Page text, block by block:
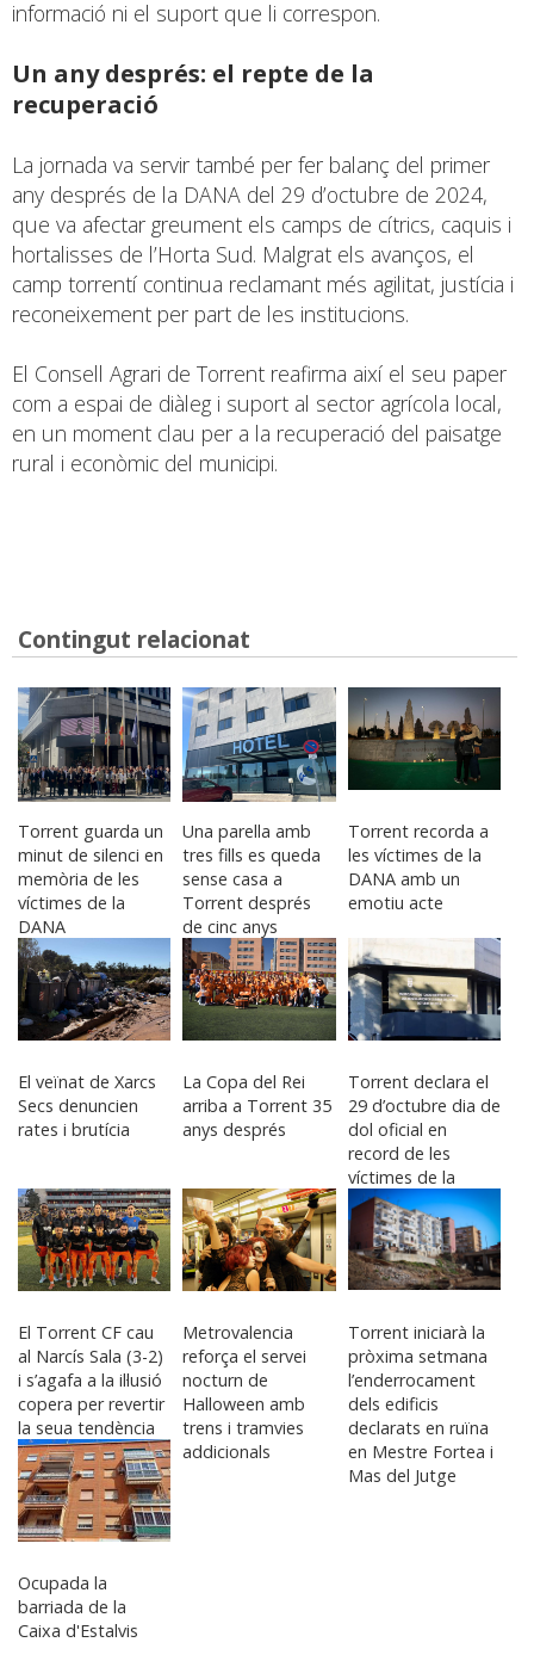
informació ni el suport que li correspon.
Un any després: el repte de la
recuperació
La jornada va servir també per fer balanç del primer
any després de la DANA del 29 d’octubre de 2024,
que va afectar greument els camps de cítrics, caquis i
hortalisses de l’Horta Sud. Malgrat els avanços, el
camp torrentí continua reclamant més agilitat, justícia i
reconeixement per part de les institucions.
El Consell Agrari de Torrent reafirma així el seu paper
com a espai de diàleg i suport al sector agrícola local,
en un moment clau per a la recuperació del paisatge
rural i econòmic del municipi.
Contingut relacionat
Torrent guarda un
minut de silenci en
memòria de les
víctimes de la
DANA
Una parella amb
tres fills es queda
sense casa a
Torrent després
de cinc anys
pagant el lloguer
Torrent recorda a
les víctimes de la
DANA amb un
emotiu acte
El veïnat de Xarcs
Secs denuncien
rates i brutícia
La Copa del Rei
arriba a Torrent 35
anys després
Torrent declara el
29 d’octubre dia de
dol oficial en
record de les
víctimes de la
DANA
El Torrent CF cau
al Narcís Sala (3-2)
i s’agafa a la il·lusió
copera per revertir
la seua tendència
Metrovalencia
reforça el servei
nocturn de
Halloween amb
trens i tramvies
addicionals
Torrent iniciarà la
pròxima setmana
l’enderrocament
dels edificis
declarats en ruïna
en Mestre Fortea i
Mas del Jutge
Ocupada la
barriada de la
Caixa d'Estalvis